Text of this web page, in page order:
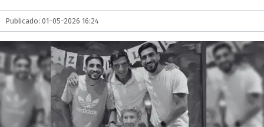
Publicado: 01-05-2026 16:24